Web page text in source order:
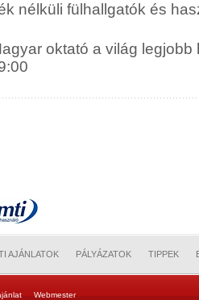
nélküli fülhallgatók és
oktató a világ
AJÁNLATOK PÁLYÁZATOK TIPPEK
Webmester